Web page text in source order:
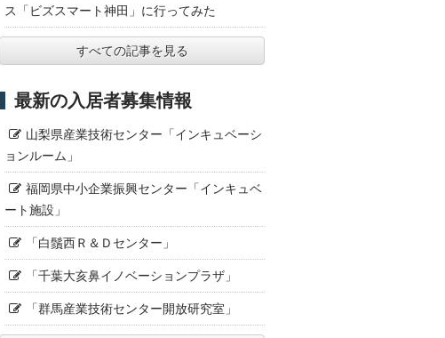
ス「ビズスマート神田」に行ってみた
すべての記事を見る
最新の入居者募集情報
山梨県産業技術センター「インキュベーシ
ョンルーム」
福岡県中小企業振興センター「インキュベ
ート施設」
「白鬚西Ｒ＆Ｄセンター」
「千葉大亥鼻イノベーションプラザ」
「群馬産業技術センター開放研究室」